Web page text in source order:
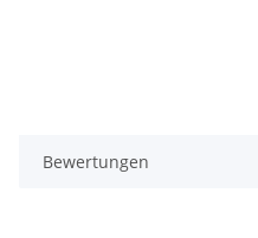
Bewertungen